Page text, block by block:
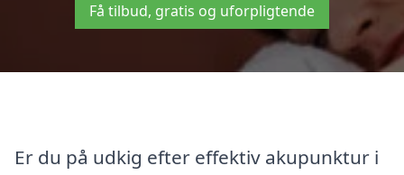
Få tilbud, gratis og uforpligtende
Er du på udkig efter effektiv akupunktur i